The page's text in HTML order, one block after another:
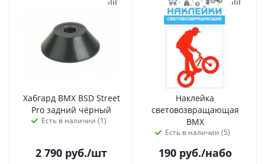
Хабгард BMX BSD Street
Pro задний чёрный
Есть в наличии (1)
2 790 руб./шт
Наклейка
световозвращающая
BMX
Есть в наличии (5)
190руб./набо